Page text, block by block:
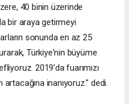
40 binin üzerinde
bir araya getirmeyi
sonunda en az 25
Türkiye'nin büyüme
2019'da fuarımızı
inanıyoruz." dedi.